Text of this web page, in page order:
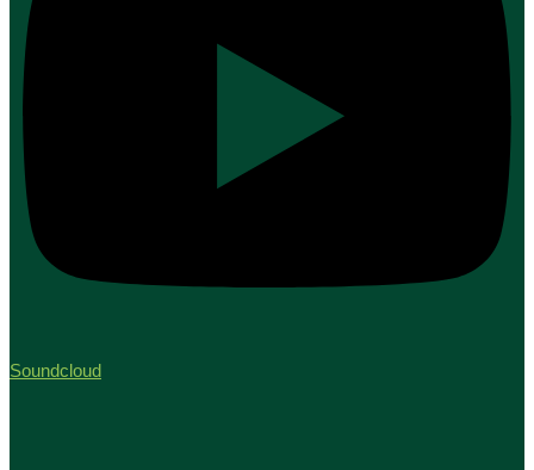
Soundcloud